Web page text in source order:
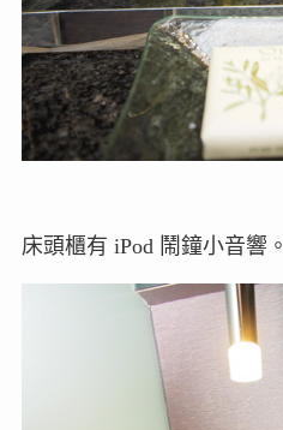
床頭櫃有 iPod 鬧鐘小音響。